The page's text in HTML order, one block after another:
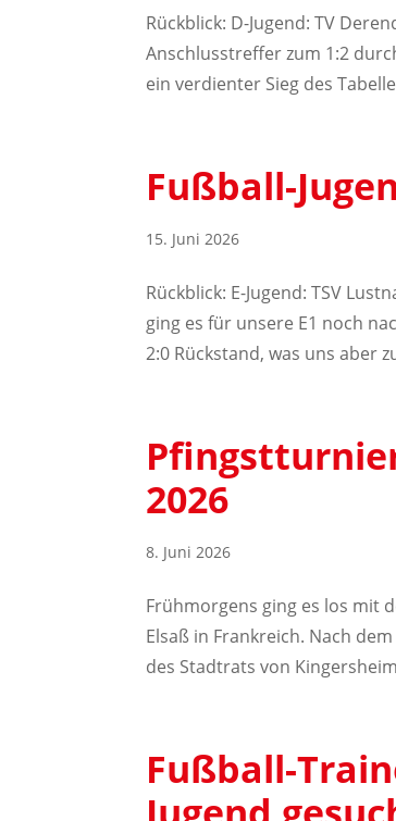
Rückblick: D-Jugend: TV
Anschlusstreffer zum 1:2
ein verdienter Sieg des
Fußball-
15. Juni 2026
Rückblick: E-Jugend: TSV
ging es für unsere E1 noch
2:0 Rückstand, was uns aber
2026
8. Juni 2026
Frühmorgens ging es los mit
Elsaß in Frankreich. Nach
des Stadtrats von
Fußball-